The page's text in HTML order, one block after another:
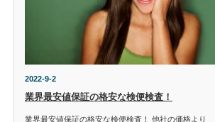
2022-9-2
業界最安値保証の格安な検便検査！
業界最安値保証の格安な検便検査！ 他社の価格より